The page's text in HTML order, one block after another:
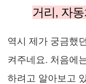
거리, 자
역시 제가 궁금했
켜주네요. 처음에
하려고 알아보고